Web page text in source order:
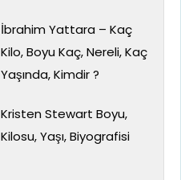
İbrahim Yattara – Kaç
Kilo, Boyu Kaç, Nereli, Kaç
Yaşında, Kimdir ?
Kristen Stewart Boyu,
Kilosu, Yaşı, Biyografisi